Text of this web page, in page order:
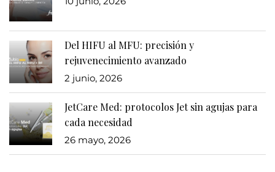
Del HIFU al MFU: precisión y
rejuvenecimiento avanzado
2 junio, 2026
JetCare Med: protocolos Jet sin agujas para
cada necesidad
26 mayo, 2026